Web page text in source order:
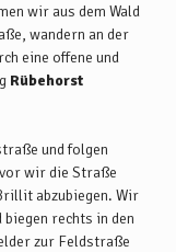
wir aus dem Wald
wandern an der
eine offene und
Rübehorst
und folgen
wir die Straße
abzubiegen. Wir
rechts in den
zur Feldstraße